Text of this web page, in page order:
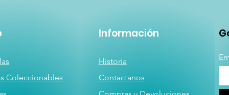
Coleccionables
Información
Historia
Contactanos